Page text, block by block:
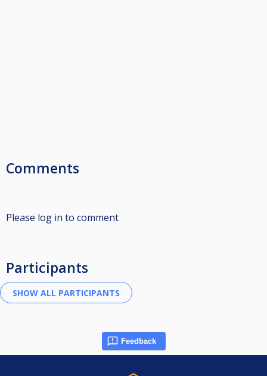
Comments
Please log in to comment
Participants
Feedback